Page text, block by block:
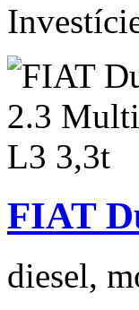
FIAT
diesel,